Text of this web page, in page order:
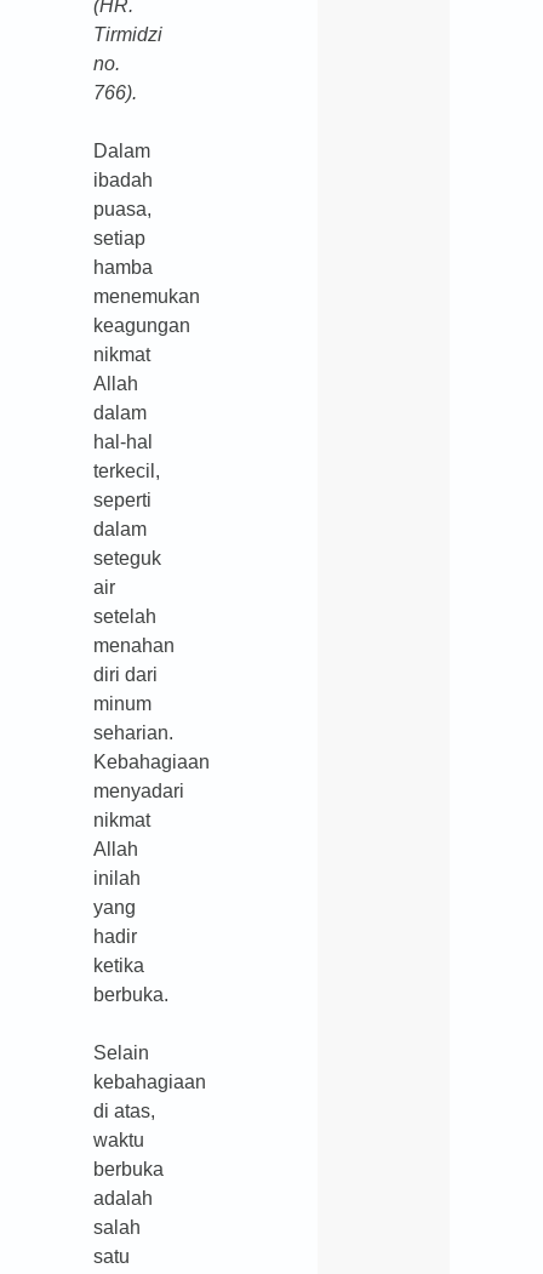
(HR.
Tirmidzi
no.
766).
Dalam
ibadah
puasa,
setiap
hamba
menemukan
keagungan
nikmat
Allah
dalam
hal-hal
terkecil,
seperti
dalam
seteguk
air
setelah
menahan
diri dari
minum
seharian.
Kebahagiaan
menyadari
nikmat
Allah
inilah
yang
hadir
ketika
berbuka.
Selain
kebahagiaan
di atas,
waktu
berbuka
adalah
salah
satu